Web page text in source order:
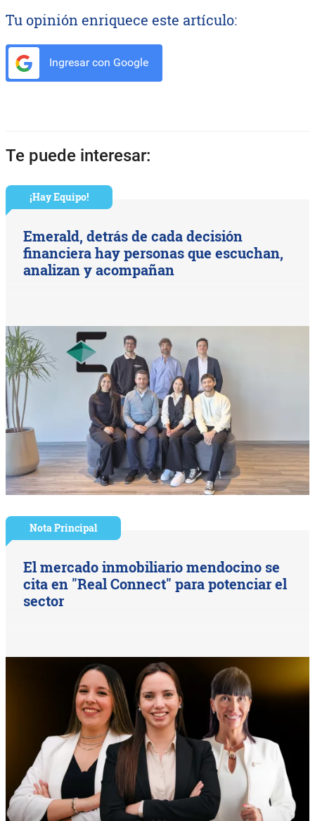
Tu opinión enriquece este artículo:
Ingresar con Google
Te puede interesar:
¡Hay Equipo!
Emerald, detrás de cada decisión
financiera hay personas que escuchan,
analizan y acompañan
Nota Principal
El mercado inmobiliario mendocino se
cita en "Real Connect" para potenciar el
sector